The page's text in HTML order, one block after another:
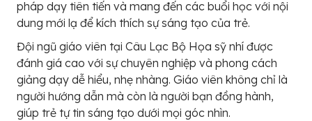
pháp dạy tiên tiến và mang đến các buổi học với nội
dung mới lạ để kích thích sự sáng tạo của trẻ.
Đội ngũ giáo viên tại Câu Lạc Bộ Họa sỹ nhí được
đánh giá cao với sự chuyên nghiệp và phong cách
giảng dạy dễ hiểu, nhẹ nhàng. Giáo viên không chỉ là
người hướng dẫn mà còn là người bạn đồng hành,
giúp trẻ tự tin sáng tạo dưới mọi góc nhìn.